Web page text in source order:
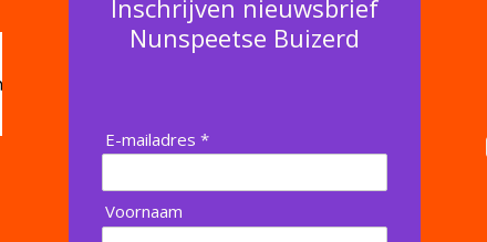
Inschrijven nieuwsbrief
Nunspeetse Buizerd
E-mailadres *
Voornaam